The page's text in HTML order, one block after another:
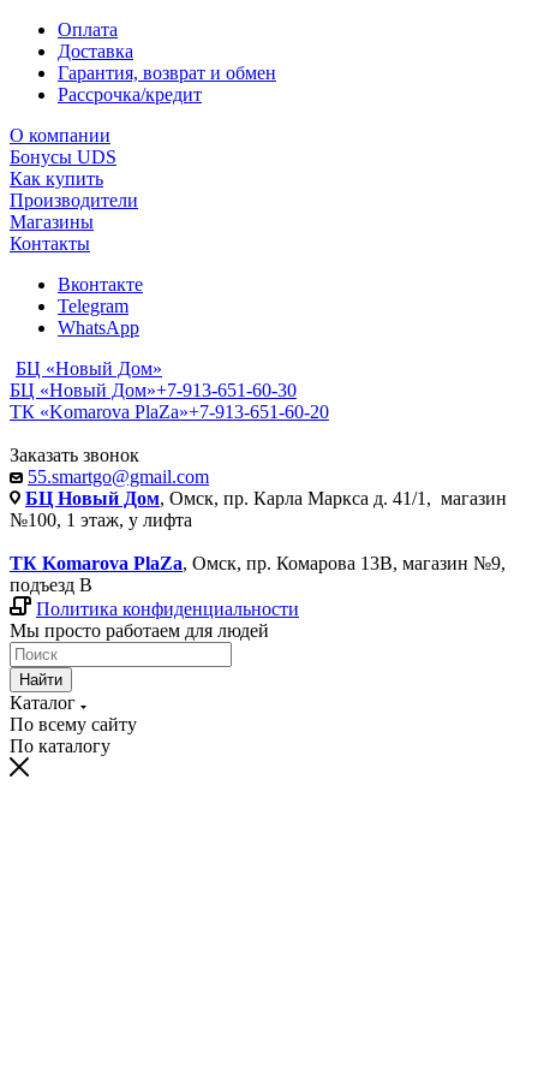
Оплата
Доставка
Гарантия, возврат и обмен
Рассрочка/кредит
О компании
Бонусы UDS
Как купить
Производители
Магазины
Контакты
Вконтакте
Telegram
WhatsApp
БЦ «Новый Дом»
БЦ «Новый Дом»+7-913-651-60-30
ТК «Komarova PlaZa»+7-913-651-60-20
Заказать звонок
55.smartgo@gmail.com
БЦ Новый Дом, Омск, пр. Карла Маркса д. 41/1, магазин
№100, 1 этаж, у лифта
ТК Komarova PlaZa, Омск, пр. Комарова 13В, магазин №9,
подъезд В
Политика конфиденциальности
Мы просто работаем для людей
Найти
Каталог
По всему сайту
По каталогу